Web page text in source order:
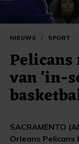
NIEUWS / SPORT
van 'in-
SACRAMENTO
Orleans Pelicans